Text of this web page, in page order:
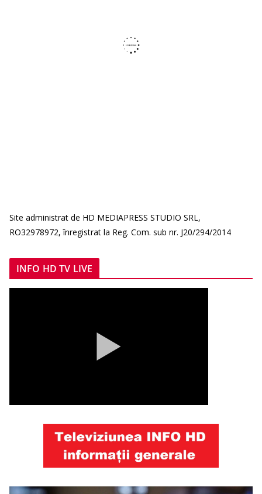
Site administrat de HD MEDIAPRESS STUDIO SRL,
RO32978972, înregistrat la Reg. Com. sub nr. J20/294/2014
INFO HD TV LIVE